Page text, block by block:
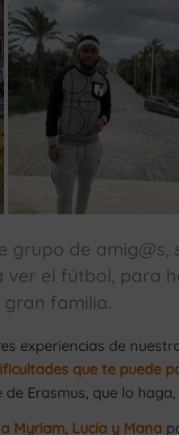
grupo de
el fútbol, para
familia.
experiencias de
que te puede
Erasmus, que lo
Myriam, Lucía y Mana